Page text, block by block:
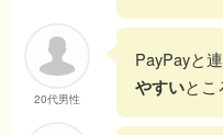
20代男性
PayPayと連
やすいとこ